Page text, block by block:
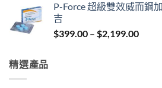
P-Force 超級雙效威而鋼
吉
$399.00 – $2,199.00Price
精選產品